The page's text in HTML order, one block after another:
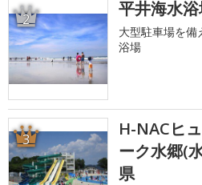
2 平井海水
大型駐車場を備
浴場
3
H-NACヒ
ーク水郷(
県